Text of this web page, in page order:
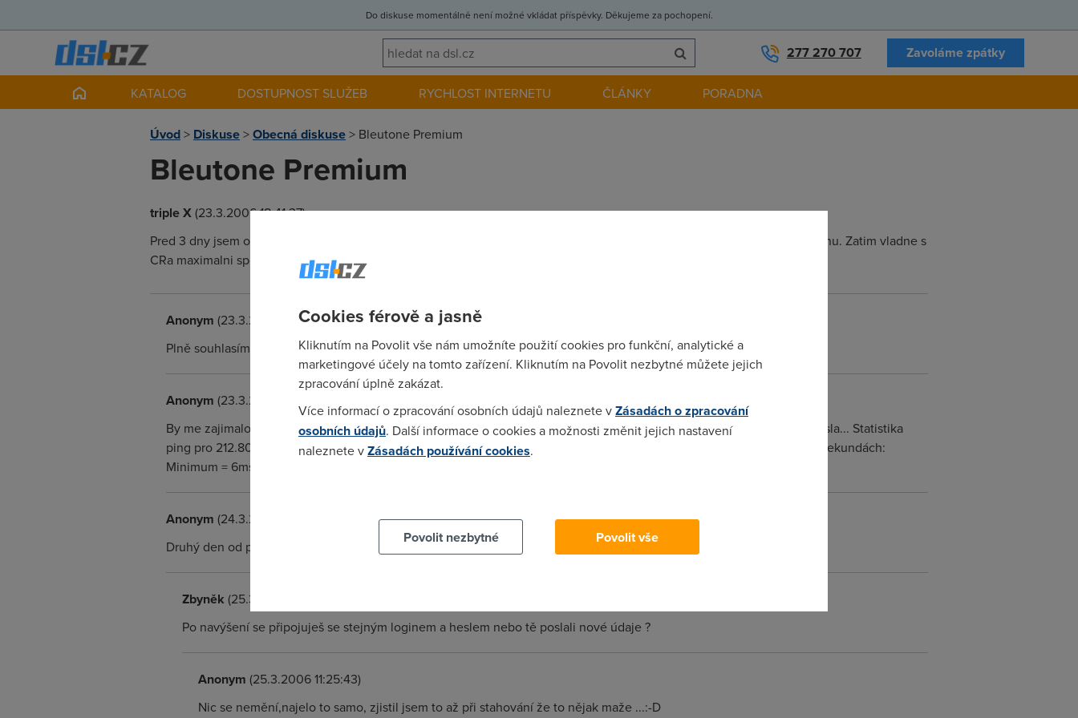
Do diskuse momentálně není možné vkládat příspěvky. Děkujeme za pochopení.
277 270 707 Zavoláme zpátky
KATALOG DOSTUPNOST SLUŽEB RYCHLOST INTERNETU ČLÁNKY PORADNA
Úvod> Diskuse>Obecná diskuse> Bleutone Premium
Bleutone Premium
triple X(23.3.2006 18:41:37)
Pred 3 dny jsem odeslal zadost na zmenu tarifu na premium adsl 2006 a ted me dorazila smska o prijeti a aktivaci do 10 dnu. Zatim vladne s
CRa maximalni spokojenost :o) OT: uz i ty stare protokoly IPoATM migrovaly na PPPoE, co ze se hodi kvuli modemum :o)
Anonym (23.3.2006 19:19:44)
Plně souhlasím, přesně tak mi to přišlo taky......:-)
Anonym (23.3.2006 20:30:37)
By me zajimalo, co vsechno doznalo zmeny. Po prechodu na PPPoE se zmenil ping z prumernych 20ms na takovato cisla... Statistika
ping pro 212.80.76.3: Pakety: Odeslané = 15, Přijaté = 15, Ztracené = 0 (ztráta 0% Přibližná doba do přijetí odezvy v milisekundách:
Minimum = 6ms, Maximum = 8ms, Průměr = 7ms *divi se, ze by to byl jen dusledek zmeny protokolu :-O*
Anonym (24.3.2006 22:51:43)
Druhý den od přijetí SMSky je navýšeno.....
Zbyněk (25.3.2006 10:55:59)
Po navýšení se připojuješ se stejným loginem a heslem nebo tě poslali nové údaje ?
Anonym (25.3.2006 11:25:43)
Nic se nemění,najelo to samo, zjistil jsem to až při stahování že to nějak maže ...:-D
Cookies férově a jasně
Kliknutím na Povolit vše nám umožníte použití cookies pro funkční, analytické a
marketingové účely na tomto zařízení. Kliknutím na Povolit nezbytné můžete jejich
zpracování úplně zakázat.
Více informací o zpracování osobních údajů naleznete vZásadách o zpracování
osobních údajů. Další informace o cookies a možnosti změnit jejich nastavení
naleznete vZásadách používání cookies.
Povolit nezbytné
Povolit vše